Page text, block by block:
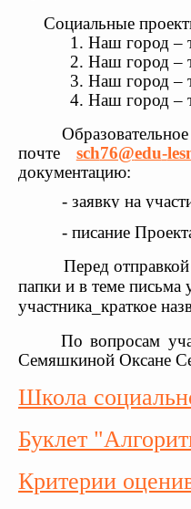
Социальные
1. Наш город –
2. Наш город –
3. Наш город –
4. Наш город –
почте
sch76@edu-
документацию:
- заявку на
- писание
Перед отправкой
папки и в теме письма
участника_краткое
По вопросам
Семяшкиной Оксане
Школа
Буклет
Критерии